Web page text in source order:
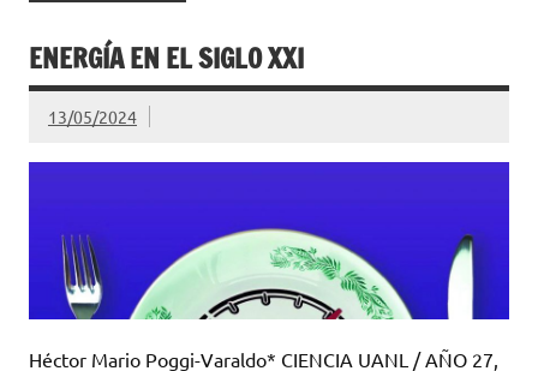
ENERGÍA EN EL SIGLO XXI
13/05/2024
Héctor Mario Poggi-Varaldo* CIENCIA UANL / AÑO 27,